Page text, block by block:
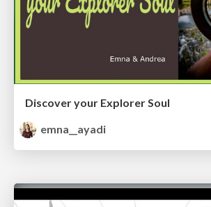
Discover your Explorer Soul
emna__ayadi